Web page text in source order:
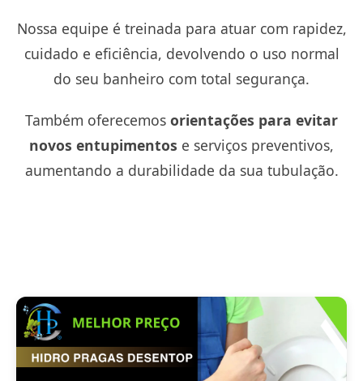
Nossa equipe é treinada para atuar com rapidez,
cuidado e eficiência, devolvendo o uso normal
do seu banheiro com total segurança.
Também oferecemos orientações para evitar
novos entupimentos e serviços preventivos,
aumentando a durabilidade da sua tubulação.